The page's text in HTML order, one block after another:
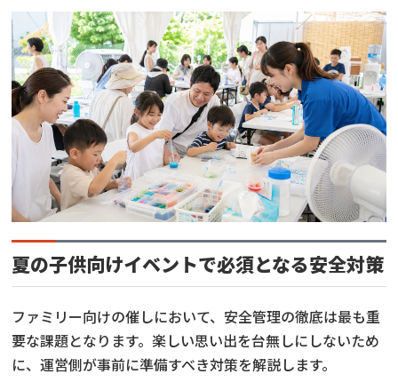
夏の子供向けイベントで必須となる安全対策
ファミリー向けの催しにおいて、安全管理の徹底は最も重
要な課題となります。楽しい思い出を台無しにしないため
に、運営側が事前に準備すべき対策を解説します。